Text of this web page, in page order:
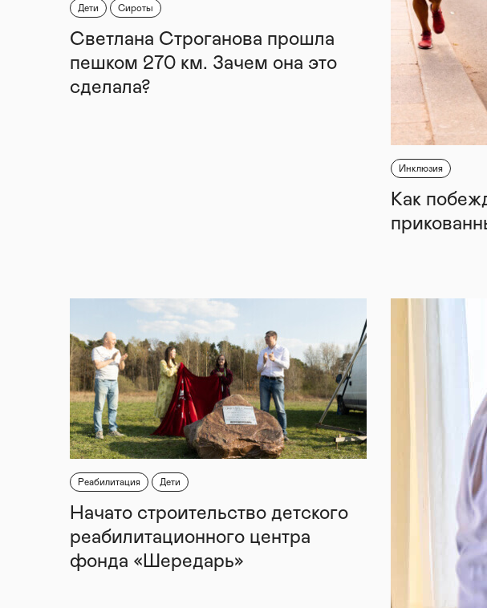
Дети Сироты
Светлана Строганова прошла
пешком 270 км. Зачем она это
сделала?
Инклюзия
Как
Реабилитация Дети
Начато строительство детского
реабилитационного центра
фонда «Шередарь»